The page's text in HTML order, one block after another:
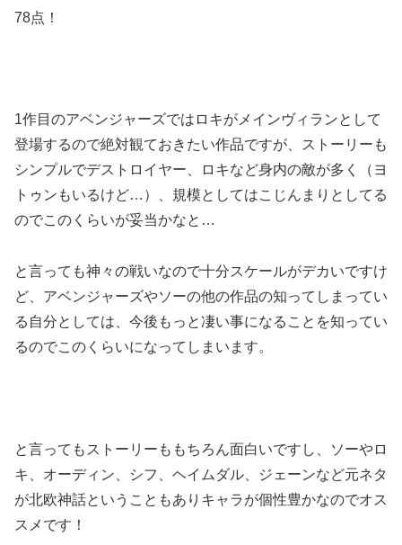
78点！
1作目のアベンジャーズではロキがメインヴィランとして
登場するので絶対観ておきたい作品ですが、ストーリーも
シンプルでデストロイヤー、ロキなど身内の敵が多く（ヨ
トゥンもいるけど…）、規模としてはこじんまりとしてる
のでこのくらいが妥当かなと…
と言っても神々の戦いなので十分スケールがデカいですけ
ど、アベンジャーズやソーの他の作品の知ってしまってい
る自分としては、今後もっと凄い事になることを知ってい
るのでこのくらいになってしまいます。
と言ってもストーリーももちろん面白いですし、ソーやロ
キ、オーディン、シフ、ヘイムダル、ジェーンなど元ネタ
が北欧神話ということもありキャラが個性豊かなのでオス
スメです！